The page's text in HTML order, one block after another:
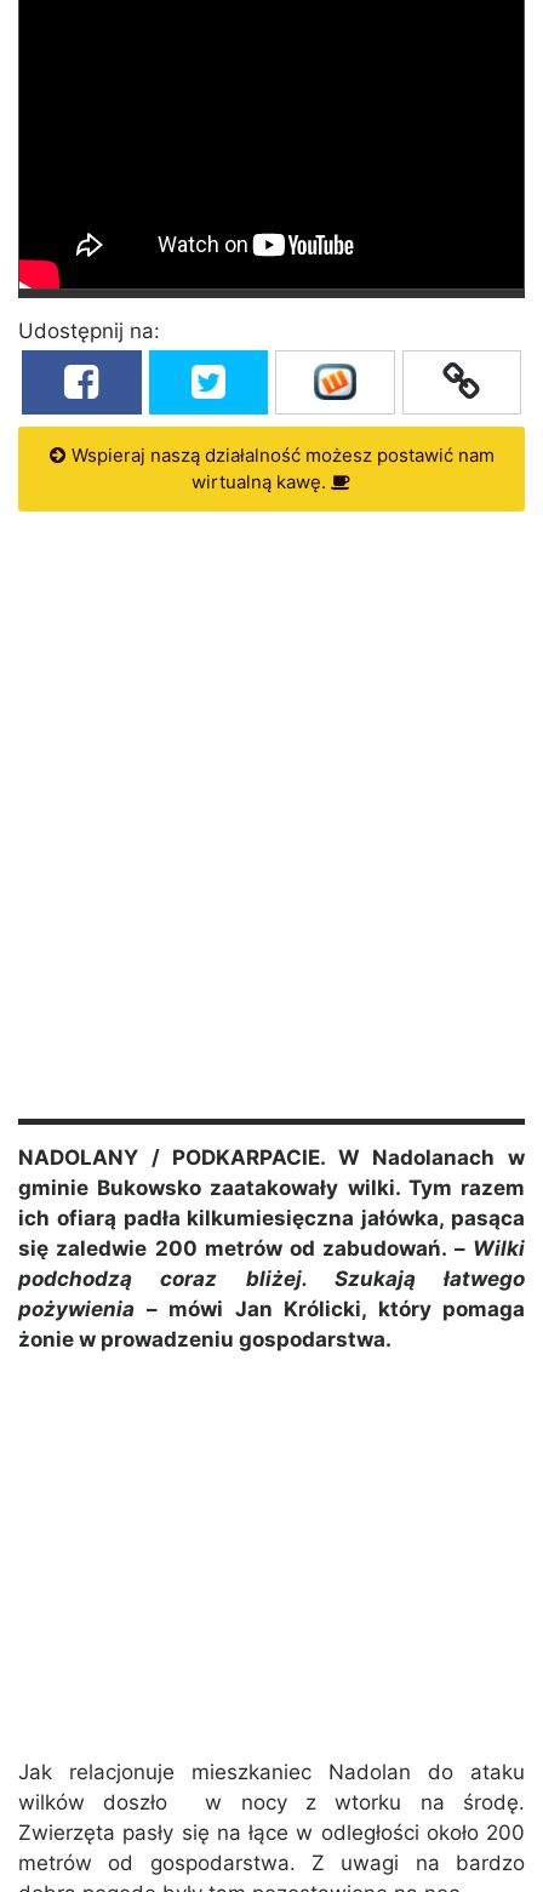
Udostępnij na:
Wspieraj naszą działalność możesz postawić nam
wirtualną kawę.
NADOLANY / PODKARPACIE. W Nadolanach w
gminie Bukowsko zaatakowały wilki. Tym razem
ich ofiarą padła kilkumiesięczna jałówka, pasąca
się zaledwie 200 metrów od zabudowań. – Wilki
podchodzą coraz bliżej. Szukają łatwego
pożywienia – mówi Jan Królicki, który pomaga
żonie w prowadzeniu gospodarstwa.
Jak relacjonuje mieszkaniec Nadolan do ataku
wilków doszło w nocy z wtorku na środę.
Zwierzęta pasły się na łące w odległości około 200
metrów od gospodarstwa. Z uwagi na bardzo